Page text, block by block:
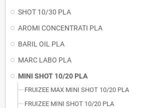
SHOT 10/30 PLA
AROMI CONCENTRATI PLA
BARIL OIL PLA
MARC LABO PLA
MINI SHOT 10/20 PLA
FRUIZEE MAX MINI SHOT 10/20 PLA
FRUIZEE MINI SHOT 10/20 PLA